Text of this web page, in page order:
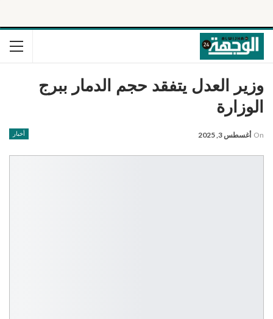
وزير العدل يتفقد حجم الدمار ببرج
الوزارة
أخبار On أغسطس 3, 2025